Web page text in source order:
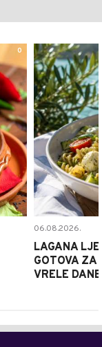
0
06.08.2026.
LAGANA
GOTOVA ZA
VRELE DANE